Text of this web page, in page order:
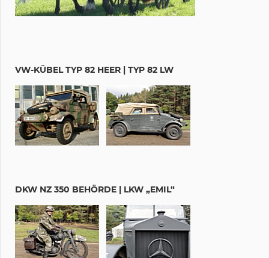
VW-KÜBEL TYP 82 HEER | TYP 82 LW
DKW NZ 350 BEHÖRDE | LKW „EMIL“